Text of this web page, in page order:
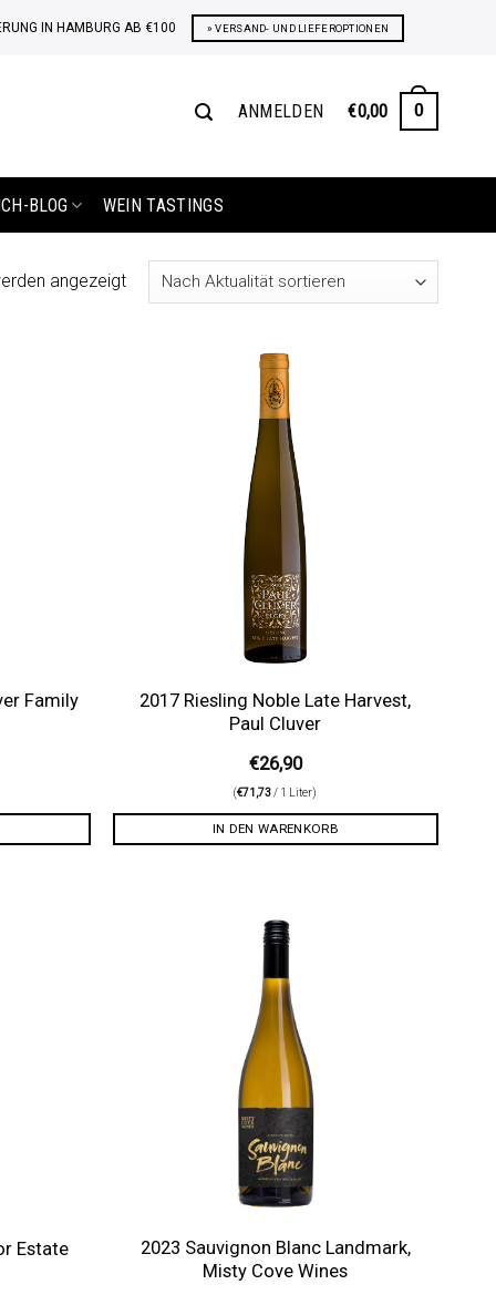
IN HAMBURG AB €100 » VERSAND- UND LIEFEROPTIONEN
ANMELDEN €0,00 0
BLOG WEIN TASTINGS
angezeigtNach
Aktualität
Family
2017 Riesling Noble Late Harvest,
Paul Cluver
€26,90
(€71,73/ 1 Liter)
IN DEN WARENKORB
Estate
2023 Sauvignon Blanc Landmark,
Misty Cove Wines